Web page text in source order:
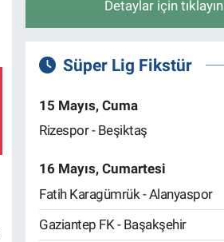
Detaylar için tıklayın
Süper Lig Fikstür
15 Mayıs, Cuma
Rizespor - Beşiktaş
16 Mayıs, Cumartesi
Fatih Karagümrük - Alanyaspor
Gaziantep FK - Başakşehir